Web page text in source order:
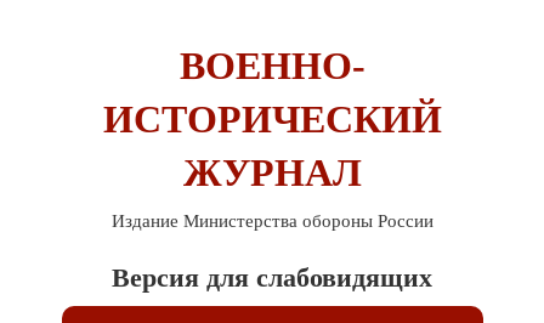
ВОЕННО-
ИСТОРИЧЕСКИЙ
ЖУРНАЛ
Издание Министерства обороны России
Версия для слабовидящих